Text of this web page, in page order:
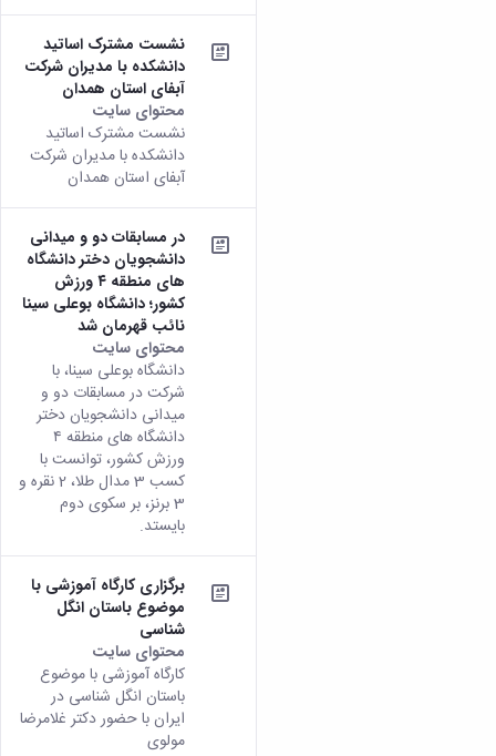
نشست مشترک اساتید
دانشکده با مدیران شرکت
آبفای استان همدان
محتوای سایت
نشست مشترک اساتید
دانشکده با مدیران شرکت
آبفای استان همدان
در مسابقات دو و میدانی
دانشجویان دختر دانشگاه
های منطقه ۴ ورزش
کشور؛ دانشگاه بوعلی سینا
نائب قهرمان شد
محتوای سایت
دانشگاه بوعلی سینا، با
شرکت در مسابقات دو و
میدانی دانشجویان دختر
دانشگاه های منطقه ۴
ورزش کشور، توانست با
کسب 3 مدال طلا، 2 نقره و
3 برنز، بر سکوی دوم
بایستد.
برگزاری کارگاه آموزشی با
موضوع باستان انگل
شناسی
محتوای سایت
کارگاه آموزشی با موضوع
باستان انگل شناسی در
ایران با حضور دکتر غلامرضا
مولوی